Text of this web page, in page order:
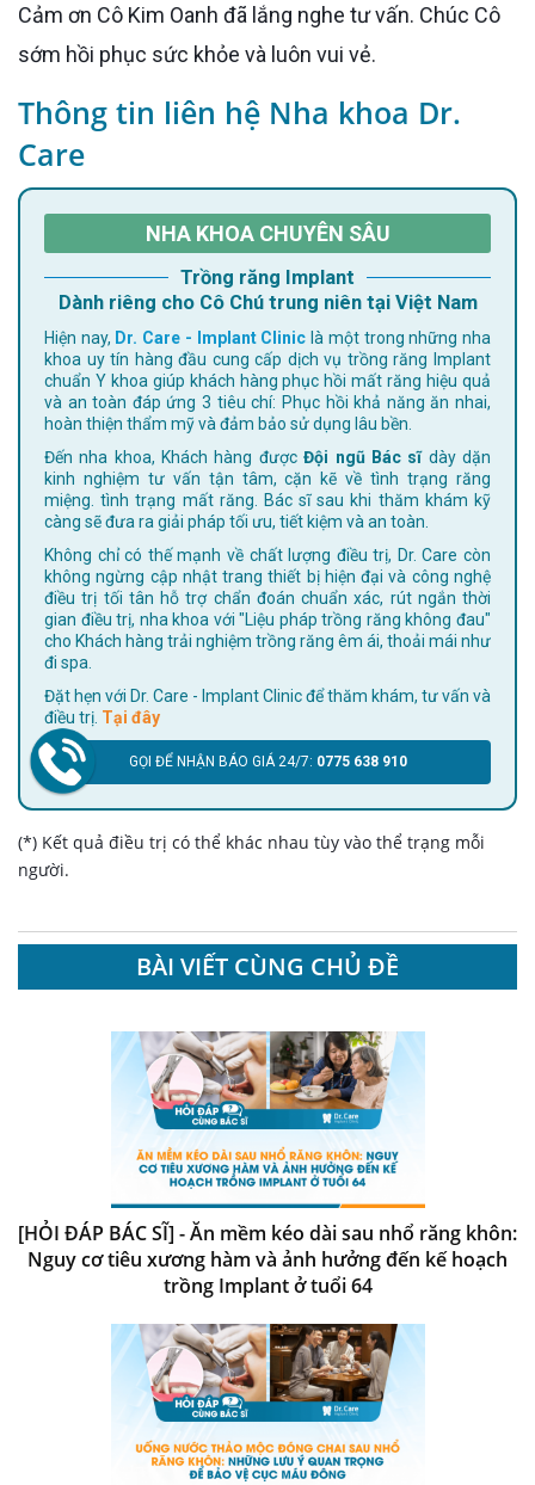
Cảm ơn Cô Kim Oanh đã lắng nghe tư vấn. Chúc Cô
sớm hồi phục sức khỏe và luôn vui vẻ.
Thông tin liên hệ Nha khoa Dr.
Care
NHA KHOA CHUYÊN SÂU
Trồng răng Implant
Dành riêng cho Cô Chú trung niên tại Việt Nam
Hiện nay, Dr. Care - Implant Clinic là một trong những nha
khoa uy tín hàng đầu cung cấp dịch vụ trồng răng Implant
chuẩn Y khoa giúp khách hàng phục hồi mất răng hiệu quả
và an toàn đáp ứng 3 tiêu chí: Phục hồi khả năng ăn nhai,
hoàn thiện thẩm mỹ và đảm bảo sử dụng lâu bền.
Đến nha khoa, Khách hàng đượcĐội ngũ Bác sĩdày dặn
kinh nghiệm tư vấn tận tâm, cặn kẽ về tình trạng răng
miệng. tình trạng mất răng. Bác sĩ sau khi thăm khám kỹ
càng sẽ đưa ra giải pháp tối ưu, tiết kiệm và an toàn.
Không chỉ có thế mạnh về chất lượng điều trị, Dr. Care còn
không ngừng cập nhật trang thiết bị hiện đại và công nghệ
điều trị tối tân hỗ trợ chẩn đoán chuẩn xác, rút ngắn thời
gian điều trị, nha khoa với "Liệu pháp trồng răng không đau"
cho Khách hàng trải nghiệm trồng răng êm ái, thoải mái như
đi spa.
Đặt hẹn với Dr. Care - Implant Clinic để thăm khám, tư vấn và
điều trị. Tại đây
GỌI ĐỂ NHẬN BÁO GIÁ 24/7: 0775 638 910
(*) Kết quả điều trị có thể khác nhau tùy vào thể trạng mỗi
người.
BÀI VIẾT CÙNG CHỦ ĐỀ
[HỎI ĐÁP BÁC SĨ] - Ăn mềm kéo dài sau nhổ răng khôn:
Nguy cơ tiêu xương hàm và ảnh hưởng đến kế hoạch
trồng Implant ở tuổi 64